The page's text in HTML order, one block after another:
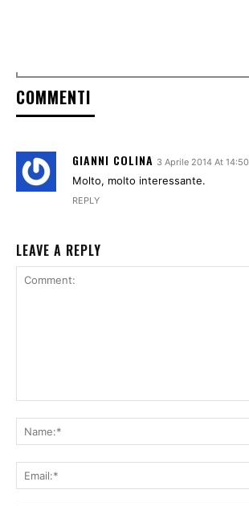
COMMENTI
GIANNI COLINA 3 Aprile 2014 At 14:50
Molto, molto interessante.
REPLY
LEAVE A REPLY